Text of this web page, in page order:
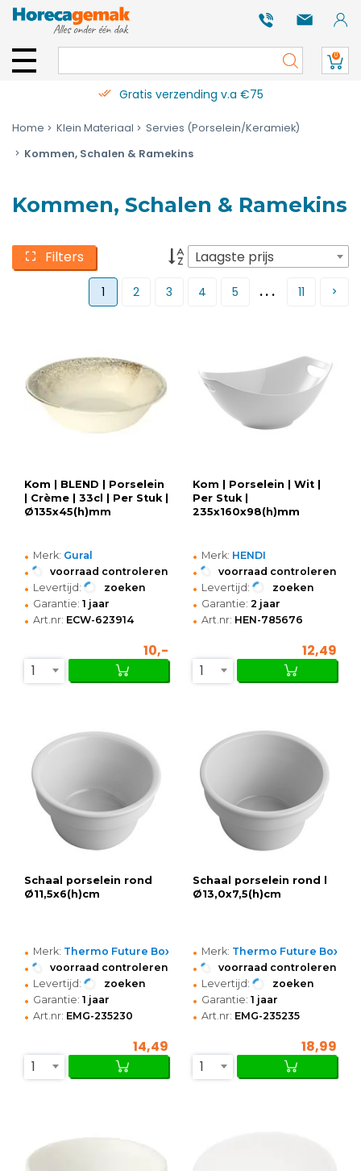
0
Gratis verzending v.a €75
Home Klein Materiaal
Servies (Porselein/Keramiek)
Kommen, Schalen & Ramekins
Kommen, Schalen & Ramekins
Filters Laagste prijs
1 2 3 4 5 ... 11
Kom | BLEND | Porselein
| Crème | 33cl | Per Stuk |
Ø135x45(h)mm
• Merk: Gural
• voorraad controleren
• Levertijd: zoeken
• Garantie: 1 jaar
• Art.nr: ECW-623914
10,-
1
Kom | Porselein | Wit |
Per Stuk |
235x160x98(h)mm
• Merk: HENDI
• voorraad controleren
• Levertijd: zoeken
• Garantie: 2 jaar
• Art.nr: HEN-785676
12,49
1
Schaal porselein rond
Ø11,5x6(h)cm
• Merk: Thermo Future Box
• voorraad controleren
• Levertijd: zoeken
• Garantie: 1 jaar
• Art.nr: EMG-235230
14,49
1
Schaal porselein rond l
Ø13,0x7,5(h)cm
• Merk: Thermo Future Box
• voorraad controleren
• Levertijd: zoeken
• Garantie: 1 jaar
• Art.nr: EMG-235235
18,99
1